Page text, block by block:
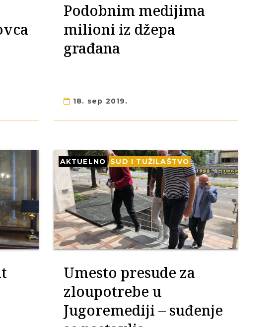
Podobnim medijima
milioni iz džepa
građana
18. sep 2019.
AKTUELNO SUD I TUŽILAŠTVO
Umesto presude za
zloupotrebe u
Jugoremediji – suđenje